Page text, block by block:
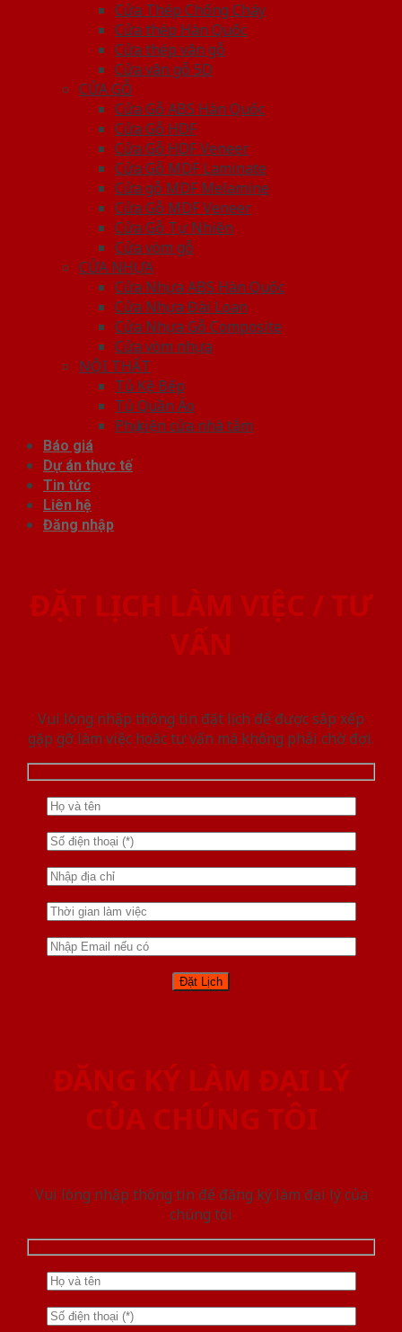
Cửa Thép Chống Cháy
Cửa thép Hàn Quốc
Cửa thép vân gỗ
Cửa vân gỗ 5D
CỬA GỖ
Cửa Gỗ ABS Hàn Quốc
Cửa Gỗ HDF
Cửa Gỗ HDF Veneer
Cửa Gỗ MDF Laminate
Cửa gỗ MDF Melamine
Cửa Gỗ MDF Veneer
Cửa Gỗ Tự Nhiên
Cửa vòm gỗ
CỬA NHỰA
Cửa Nhựa ABS Hàn Quốc
Cửa Nhựa Đài Loan
Cửa Nhựa Gỗ Composite
Cửa vòm nhựa
NỘI THẤT
Tủ Kệ Bếp
Tủ Quần Áo
Phụ kiện cửa nhà tắm
Báo giá
Dự án thực tế
Tin tức
Liên hệ
Đăng nhập
ĐẶT LỊCH LÀM VIỆC / TƯ
VẤN
Vui lòng nhập thông tin đặt lịch để được sắp xếp
gặp gỡ làm việc hoăc tư vấn mà không phải chờ đợi.
ĐĂNG KÝ LÀM ĐẠI LÝ
CỦA CHÚNG TÔI
Vui lòng nhập thông tin để đăng ký làm đại lý của
chúng tôi